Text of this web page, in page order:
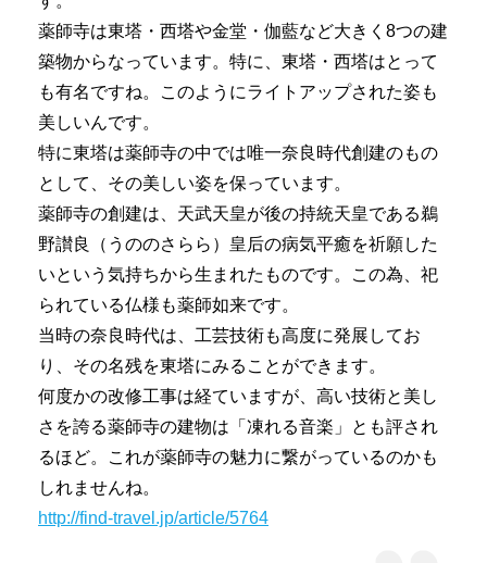
薬師寺は東塔・西塔や金堂・伽藍など大きく8つの建
築物からなっています。特に、東塔・西塔はとって
も有名ですね。このようにライトアップされた姿も
美しいんです。
特に東塔は薬師寺の中では唯一奈良時代創建のもの
として、その美しい姿を保っています。
薬師寺の創建は、天武天皇が後の持統天皇である鵜
野讃良（うののさらら）皇后の病気平癒を祈願した
いという気持ちから生まれたものです。この為、祀
られている仏様も薬師如来です。
当時の奈良時代は、工芸技術も高度に発展してお
り、その名残を東塔にみることができます。
何度かの改修工事は経ていますが、高い技術と美し
さを誇る薬師寺の建物は「凍れる音楽」とも評され
るほど。これが薬師寺の魅力に繋がっているのかも
しれませんね。
http://find-travel.jp/article/5764